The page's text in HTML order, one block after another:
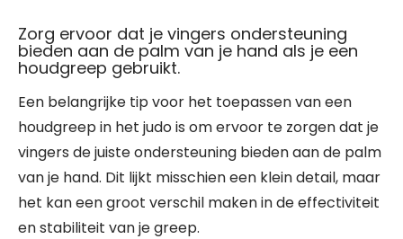
Zorg ervoor dat je vingers ondersteuning
bieden aan de palm van je hand als je een
houdgreep gebruikt.
Een belangrijke tip voor het toepassen van een
houdgreep in het judo is om ervoor te zorgen dat je
vingers de juiste ondersteuning bieden aan de palm
van je hand. Dit lijkt misschien een klein detail, maar
het kan een groot verschil maken in de effectiviteit
en stabiliteit van je greep.